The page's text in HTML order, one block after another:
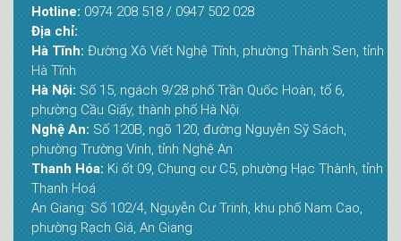
Hotline: 0974 208 518 / 0947 502 028
Địa chỉ:
Hà Tĩnh: Đường Xô Viết Nghệ Tĩnh, phường Thành Sen, tỉnh
Hà Tĩnh
Hà Nội: Số 15, ngách 9/28 phố Trần Quốc Hoàn, tổ 6,
phường Cầu Giấy, thành phố Hà Nội
Nghệ An: Số 120B, ngõ 120, đường Nguyễn Sỹ Sách,
phường Trường Vinh, tỉnh Nghệ An
Thanh Hóa: Ki ốt 09, Chung cư C5, phường Hạc Thành, tỉnh
Thanh Hoá
An Giang: Số 102/4, Nguyễn Cư Trinh, khu phố Nam Cao,
phường Rạch Giá, An Giang